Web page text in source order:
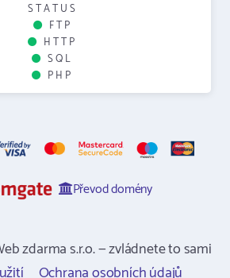
STATUS
FTP
HTTP
SQL
PHP
Převod domény
zdarma s.r.o. — zvládnete to sami